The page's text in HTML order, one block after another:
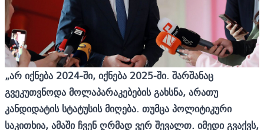
„არ იქნება 2024-ში, იქნება 2025-ში. შარშანაც
გვეკუთვნოდა მოლაპარაკებების გახსნა, არათუ
კანდიდატის სტატუსის მიღება. თუმცა პოლიტიკური
საკითხია, ამაში ჩვენ ღრმად ვერ შევალთ. იმედი გვაქვს,